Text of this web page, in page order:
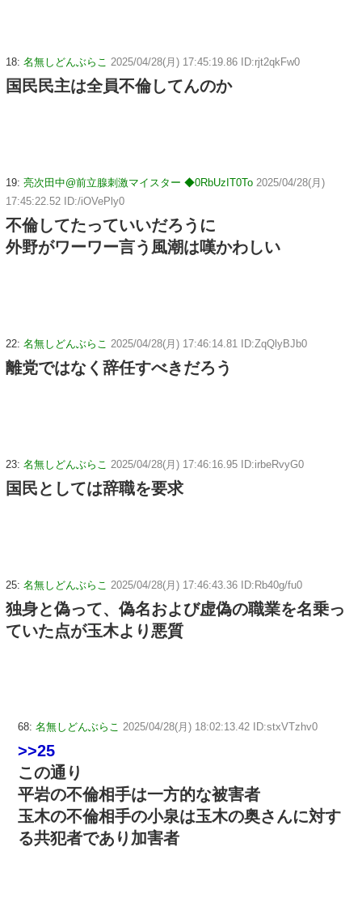
18: 名無しどんぶらこ 2025/04/28(月) 17:45:19.86 ID:rjt2qkFw0
国民民主は全員不倫してんのか
19: 亮次田中@前立腺刺激マイスター ◆0RbUzIT0To 2025/04/28(月)
17:45:22.52 ID:/iOVePly0
不倫してたっていいだろうに
外野がワーワー言う風潮は嘆かわしい
22: 名無しどんぶらこ 2025/04/28(月) 17:46:14.81 ID:ZqQlyBJb0
離党ではなく辞任すべきだろう
23: 名無しどんぶらこ 2025/04/28(月) 17:46:16.95 ID:irbeRvyG0
国民としては辞職を要求
25: 名無しどんぶらこ 2025/04/28(月) 17:46:43.36 ID:Rb40g/fu0
独身と偽って、偽名および虚偽の職業を名乗っ
ていた点が玉木より悪質
68: 名無しどんぶらこ 2025/04/28(月) 18:02:13.42 ID:stxVTzhv0
>>25
この通り
平岩の不倫相手は一方的な被害者
玉木の不倫相手の小泉は玉木の奥さんに対す
る共犯者であり加害者